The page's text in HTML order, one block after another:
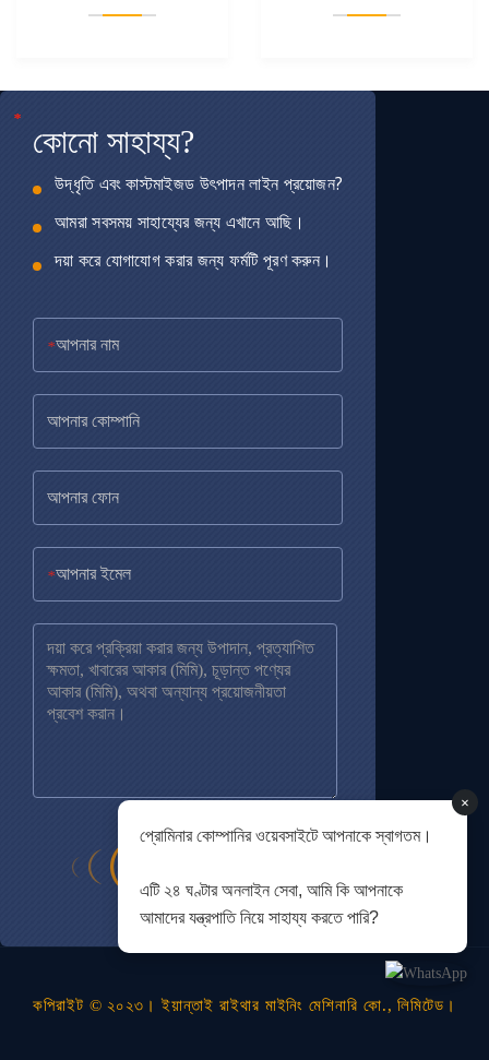
কোনো সাহায্য?
উদ্ধৃতি এবং কাস্টমাইজড উৎপাদন লাইন প্রয়োজন?
আমরা সবসময় সাহায্যের জন্য এখানে আছি।
দয়া করে যোগাযোগ করার জন্য ফর্মটি পূরণ করুন।
*
*
*
*
*
কপিরাইট © ২০২৩। ইয়ান্তাই রাইথার মাইনিং মেশিনারি কো., লিমিটেড।
×
প্রোমিনার কোম্পানির ওয়েবসাইটে আপনাকে স্বাগতম।
এটি ২৪ ঘণ্টার অনলাইন সেবা, আমি কি আপনাকে
আমাদের যন্ত্রপাতি নিয়ে সাহায্য করতে পারি?